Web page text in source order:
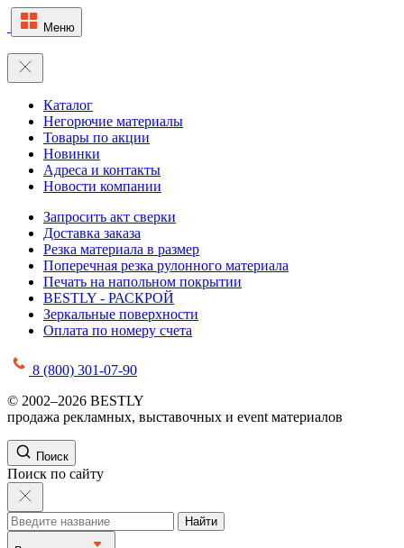
Меню
Каталог
Негорючие материалы
Товары по акции
Новинки
Адреса и контакты
Новости компании
Запросить акт сверки
Доставка заказа
Резка материала в размер
Поперечная резка рулонного материала
Печать на напольном покрытии
BESTLY - РАСКРОЙ
Зеркальные поверхности
Оплата по номеру счета
8 (800) 301-07-90
© 2002–2026 BESTLY
продажа рекламных, выставочных и event материалов
Поиск
Поиск по сайту
Найти